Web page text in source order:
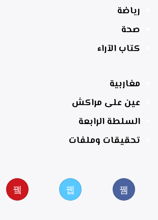
رياضة
صحة
كتاب الآراء
مغاربية
عين على مراكش
السلطة الرابعة
تحقيقات وملفات